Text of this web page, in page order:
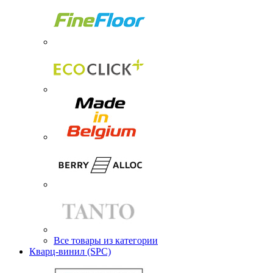
Все товары из категории
Кварц-винил (SPC)